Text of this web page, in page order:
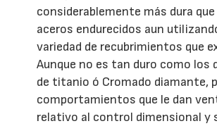
considerablemente más dura que
aceros endurecidos aun
variedad de recubrimientos que
Aunque no es tan duro como los
de titanio ó Cromado diamante,
comportamientos que le dan
relativo al control dimensional y